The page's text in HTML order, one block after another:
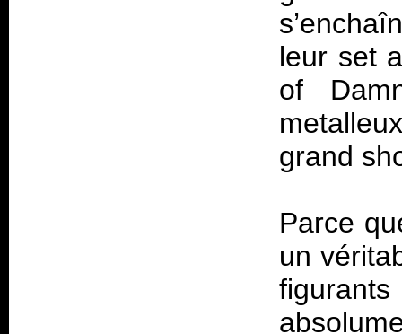
leur set
of
grand
Parce
un